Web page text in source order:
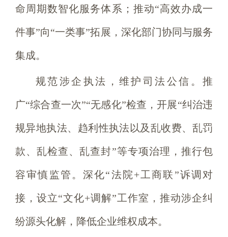
命周期数智化服务体系；推动“高效办成一
件事”向“一类事”拓展，深化部门协同与服务
集成。
规范涉企执法，维护司法公信。推
广“综合查一次”“无感化”检查，开展“纠治违
规异地执法、趋利性执法以及乱收费、乱罚
款、乱检查、乱查封”等专项治理，推行包
容审慎监管。深化“法院+工商联”诉调对
接，设立“文化+调解”工作室，推动涉企纠
纷源头化解，降低企业维权成本。